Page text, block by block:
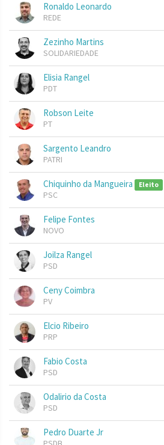
Ronaldo Leonardo
REDE
Zezinho Martins
SOLIDARIEDADE
Elisia Rangel
PDT
Robson Leite
PT
Sargento Leandro
PATRI
Chiquinho da Mangueira Eleito
PSC
Felipe Fontes
NOVO
Joilza Rangel
PSD
Ceny Coimbra
PV
Elcio Ribeiro
PRP
Fabio Costa
PSD
Odalirio da Costa
PSD
Pedro Duarte Jr